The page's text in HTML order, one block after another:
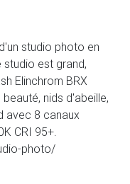
studio photo en
studio est grand,
Elinchrom BRX
nids d'abeille,
avec 8 canaux
CRI 95+.
photo/